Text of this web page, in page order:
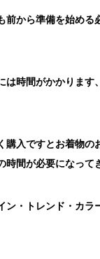
前から準備を始める
は時間がかかります
購入ですとお着物の
時間が必要になって
ン・トレンド・カラ